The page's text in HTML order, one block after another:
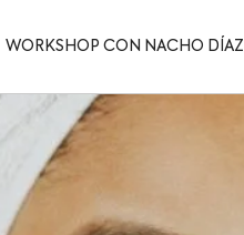
WORKSHOP CON NACHO DÍAZ